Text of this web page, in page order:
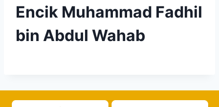
Encik Muhammad Fadhil
bin Abdul Wahab